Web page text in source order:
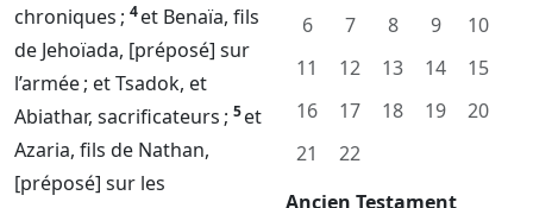
chroniques ; 4et Benaïa, fils
de Jehoïada, [préposé] sur
l’armée ; et Tsadok, et
Abiathar, sacrificateurs ; 5et
Azaria, fils de Nathan,
[préposé] sur les
6
7 8 9
10
11
12 13 14
15
16
17 18 19
20
21
22
Ancien Testament